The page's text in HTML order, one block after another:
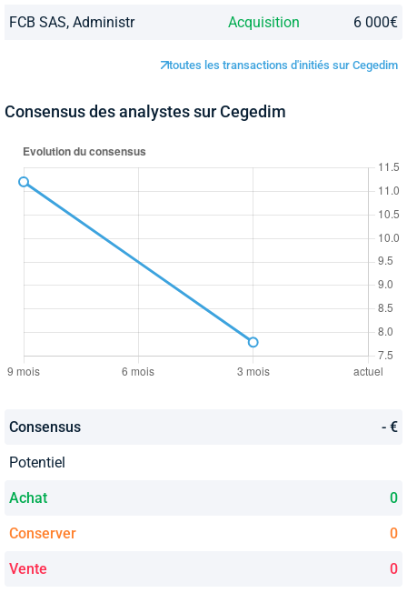
FCB SAS, Administr Acquisition 6 000€
toutes les transactions d'initiés sur Cegedim
Consensus des analystes sur Cegedim
Consensus - €
Potentiel
Achat 0
Conserver 0
Vente 0